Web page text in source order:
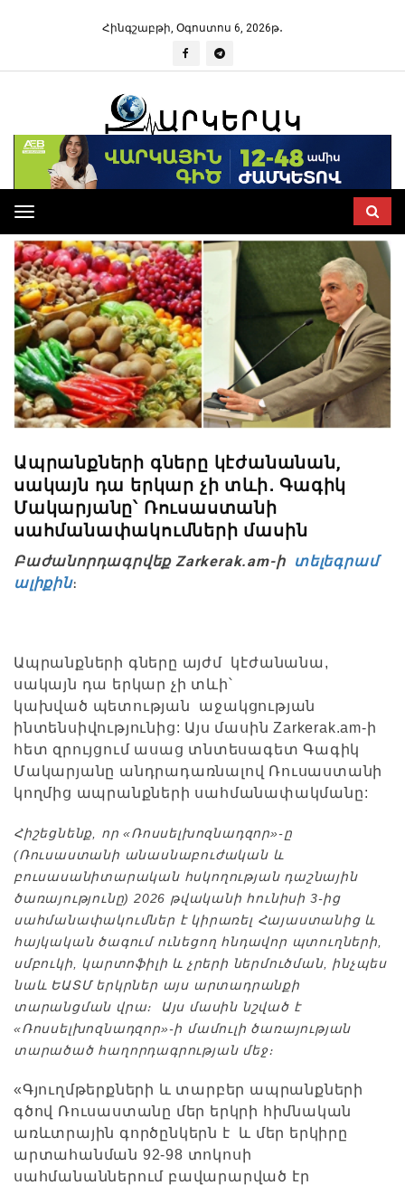
Հինգշաբթի, Օգոստոս 6, 2026թ․
Toggle
navigation
Ապրանքների գները կէժանանան,
սակայն դա երկար չի տևի․ Գագիկ
Մակարյանը՝ Ռուսաստանի
սահմանափակումների մասին
Բաժանորդագրվեք Zarkerak.am-ի տելեգրամ
ալիքին։
Ապրանքների գները այժմ կէժանանա,
սակայն դա երկար չի տևի՝
կախված պետության աջակցության
ինտենսիվությունից: Այս մասին Zarkerak.am-ի
հետ զրույցում ասաց տնտեսագետ Գագիկ
Մակարյանը անդրադառնալով Ռուսաստանի
կողմից ապրանքների սահմանափակմանը:
Հիշեցնենք, որ «Ռոսսելխոզնադզոր»-ը
(Ռուսաստանի անասնաբուժական և
բուսասանիտարական հսկողության դաշնային
ծառայությունը) 2026 թվականի հունիսի 3-ից
սահմանափակումներ է կիրառել Հայաստանից և
հայկական ծագում ունեցող հնդավոր պտուղների,
սմբուկի, կարտոֆիլի և չրերի ներմուծման, ինչպես
նաև ԵԱՏՄ երկրներ այս արտադրանքի
տարանցման վրա։ Այս մասին նշված է
«Ռոսսելխոզնադզոր»-ի մամուլի ծառայության
տարածած հաղորդագրության մեջ։
«Գյուղմթերքների և տարբեր ապրանքների
գծով Ռուսաստանը մեր երկրի հիմնական
առևտրային գործընկերն է և մեր երկիրը
արտահանման 92-98 տոկոսի
սահմանաններում բավարարված էր